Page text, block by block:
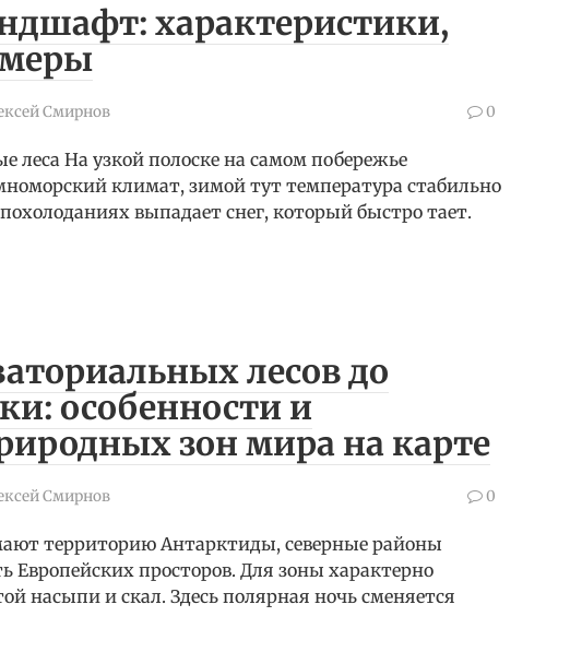
характеристики,
Смирнов 0
леса На узкой полоске на самом побережье
климат, зимой тут температура стабильно
выпадает снег, который быстро тает.
лесов до
особенности и
зон мира на карте
Смирнов 0
территорию Антарктиды, северные районы
Европейских просторов. Для зоны характерно
насыпи и скал. Здесь полярная ночь сменяется